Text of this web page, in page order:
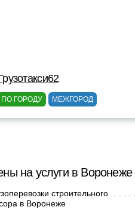
ПО ГОРОДУ МЕЖГОРОД
на услуги в Воронеже
строительного
в Воронеже